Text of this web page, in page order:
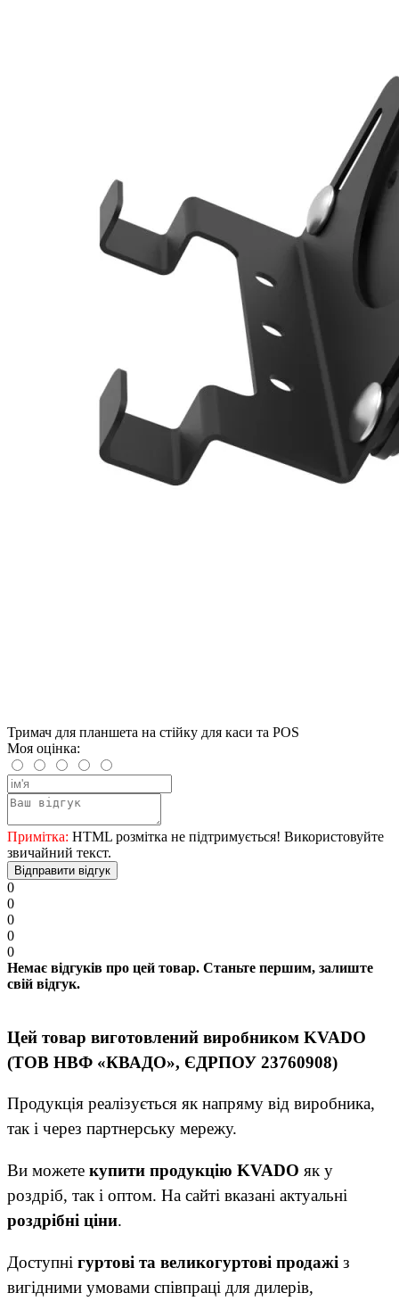
Тримач для планшета на стійку для каси та POS
Моя оцінка:
Примітка: HTML розмітка не підтримується! Використовуйте
звичайний текст.
Відправити відгук
0
0
0
0
0
Немає відгуків про цей товар. Станьте першим, залиште
свій відгук.
Цей товар виготовлений виробником KVADO
(ТОВ НВФ «КВАДО», ЄДРПОУ 23760908)
Продукція реалізується як напряму від виробника,
так і через партнерську мережу.
Ви можете купити продукцію KVADO як у
роздріб, так і оптом. На сайті вказані актуальні
роздрібні ціни.
Доступні гуртові та великогуртові продажі з
вигідними умовами співпраці для дилерів,